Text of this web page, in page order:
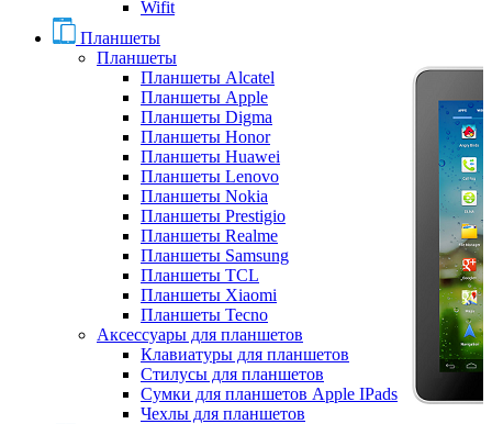
Wifit
Планшеты
Планшеты
Планшеты Alcatel
Планшеты Apple
Планшеты Digma
Планшеты Honor
Планшеты Huawei
Планшеты Lenovo
Планшеты Nokia
Планшеты Prestigio
Планшеты Realme
Планшеты Samsung
Планшеты TCL
Планшеты Xiaomi
Планшеты Tecno
Аксессуары для планшетов
Клавиатуры для планшетов
Стилусы для планшетов
Сумки для планшетов Apple IPads
Чехлы для планшетов